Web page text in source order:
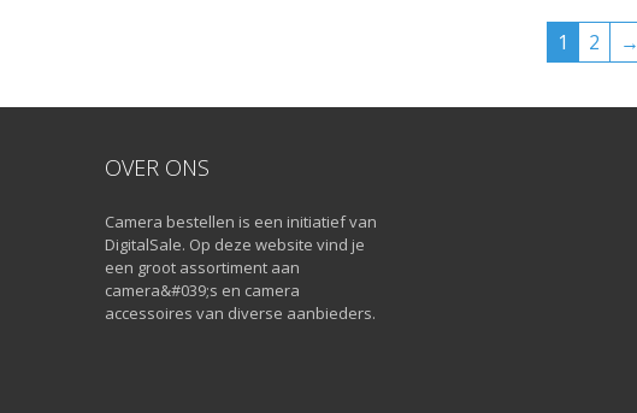
1 2 →
OVER ONS
Camera bestellen is een initiatief van
DigitalSale. Op deze website vind je
een groot assortiment aan
camera&#039;s en camera
accessoires van diverse aanbieders.